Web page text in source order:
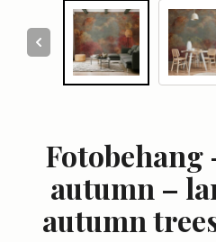
Fotobehang
autumn –
autumn